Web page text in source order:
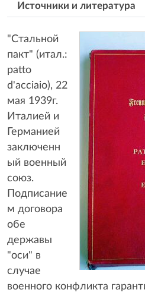
Источники и литература
"Стальной
пакт" (итал.:
patto
d'acciaio), 22
мая 1939г.
Италией и
Германией
заключенн
ый военный
союз.
Подписание
м договора
обе
державы
"оси" в
случае
военного конфликта